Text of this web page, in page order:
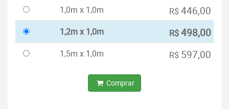
1,0m x 1,0m R$ 446,00
1,2m x 1,0m R$498,00
1,5m x 1,0m R$ 597,00
Comprar